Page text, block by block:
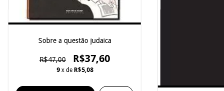
Sobre a questão judaica
R$47,00 R$37,60
9 x de R$5,08